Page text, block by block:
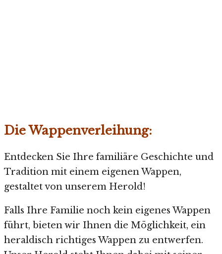
Die Wappenverleihung:
Entdecken Sie Ihre familiäre Geschichte und
Tradition mit einem eigenen Wappen,
gestaltet von unserem Herold!
Falls Ihre Familie noch kein eigenes Wappen
führt, bieten wir Ihnen die Möglichkeit, ein
heraldisch richtiges Wappen zu entwerfen.